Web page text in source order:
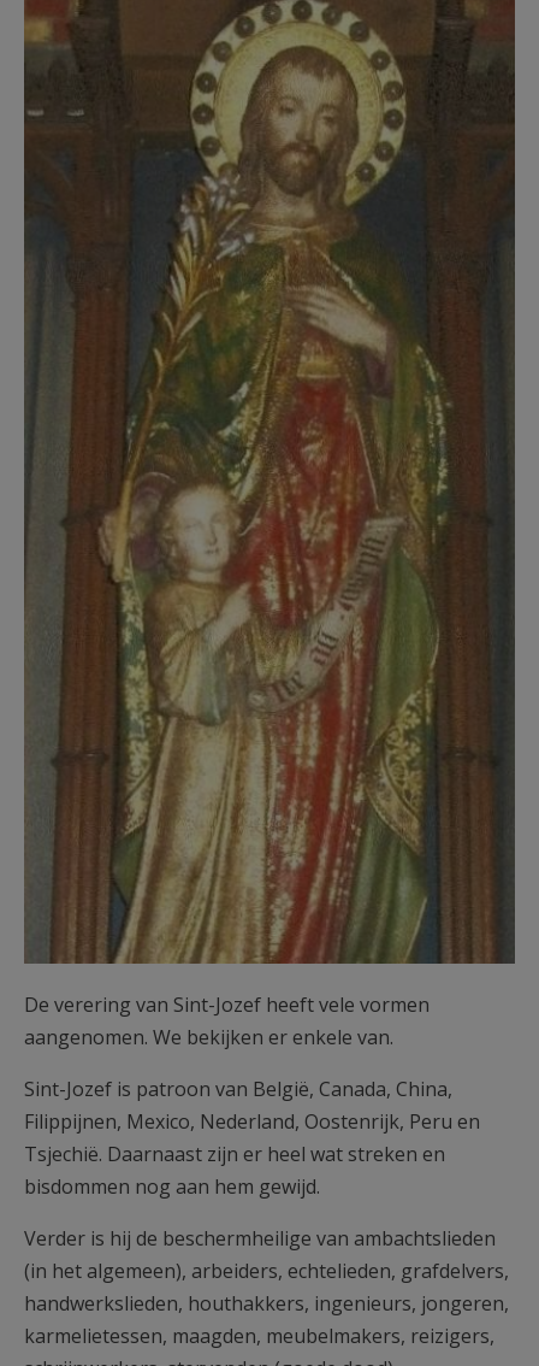
De verering van Sint-Jozef heeft vele vormen
aangenomen. We bekijken er enkele van.
Sint-Jozef is patroon van België, Canada, China,
Filippijnen, Mexico, Nederland, Oostenrijk, Peru en
Tsjechië. Daarnaast zijn er heel wat streken en
bisdommen nog aan hem gewijd.
Verder is hij de beschermheilige van ambachtslieden
(in het algemeen), arbeiders, echtelieden, grafdelvers,
handwerkslieden, houthakkers, ingenieurs, jongeren,
karmelietessen, maagden, meubelmakers, reizigers,